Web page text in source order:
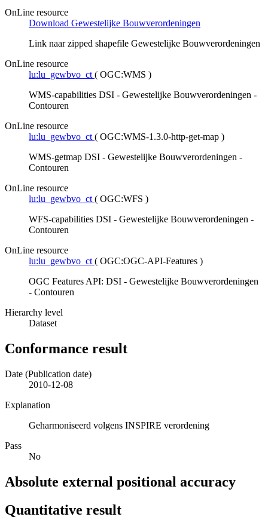
OnLine resource
Download Gewestelijke Bouwverordeningen
Link naar zipped shapefile Gewestelijke Bouwverordeningen
OnLine resource
lu:lu_gewbvo_ct( OGC:WMS )
WMS-capabilities DSI - Gewestelijke Bouwverordeningen -
Contouren
OnLine resource
lu:lu_gewbvo_ct( OGC:WMS-1.3.0-http-get-map )
WMS-getmap DSI - Gewestelijke Bouwverordeningen -
Contouren
OnLine resource
lu:lu_gewbvo_ct( OGC:WFS )
WFS-capabilities DSI - Gewestelijke Bouwverordeningen -
Contouren
OnLine resource
lu:lu_gewbvo_ct( OGC:OGC-API-Features )
OGC Features API: DSI - Gewestelijke Bouwverordeningen
- Contouren
Hierarchy level
Dataset
Conformance result
Date (Publication date)
2010-12-08
Explanation
Geharmoniseerd volgens INSPIRE verordening
Pass
No
Absolute external positional accuracy
Quantitative result